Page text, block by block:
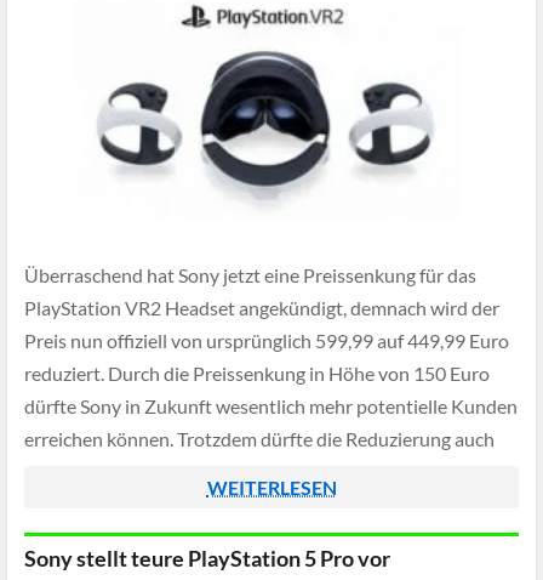
Überraschend hat Sony jetzt eine Preissenkung für das
PlayStation VR2 Headset angekündigt, demnach wird der
Preis nun offiziell von ursprünglich 599,99 auf 449,99 Euro
reduziert. Durch die Preissenkung in Höhe von 150 Euro
dürfte Sony in Zukunft wesentlich mehr potentielle Kunden
erreichen können. Trotzdem dürfte die Reduzierung auch
WEITERLESEN
Sony stellt teure PlayStation 5 Pro vor